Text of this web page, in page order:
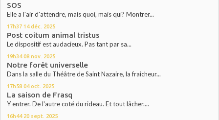
SOS
Elle a l'air d'attendre, mais quoi, mais qui? Montrer...
17h37 14 déc. 2025
Post coitum animal tristus
Le dispositif est audacieux. Pas tant par sa...
19h34 08 nov. 2025
Notre forêt universelle
Dans la salle du Théâtre de Saint Nazaire, la fraicheur...
17h58 04 oct. 2025
La saison de Frasq
Y entrer. De l'autre coté du rideau. Et tout lâcher....
16h44 20 sept. 2025